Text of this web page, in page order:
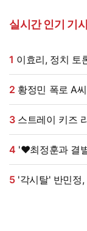
실시간 인기 기
1
"빠지면 안 될까요
2
출신?…"고마워서
이슈]
3스트레이 키즈 리노 '군입대 예정, 잘 다녀올게요~'[엑's
HD포토]
4 '♥최정훈과 결
5'각시탈' 반민정, 9월 6일 결혼…예비신랑은 연상의 사업가